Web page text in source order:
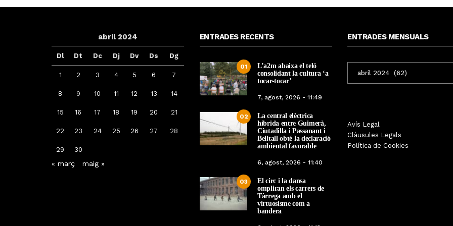
abril 2024
Dl Dt Dc Dj Dv Ds Dg
1 2 3 4 5 6 7
8 9 10 11 12 13 14
15 16 17 18 19 20 21
22 23 24 25 26 27 28
29 30
« març maig »
ENTRADES RECENTS
01
L’a2m abaixa el teló
consolidant la cultura ‘a
tocar-tocar’
7, agost, 2026 - 11:49
02
La central elèctrica
híbrida entre Guimerà,
Ciutadilla i Passanant i
Belltall obté la declaració
ambiental favorable
6, agost, 2026 - 11:40
03
El circ i la dansa
ompliran els carrers de
Tàrrega amb el
virtuosisme com a
bandera
ENTRADES MENSUALS
MENSUALS
Avís Legal
Clàusules Legals
Política de Cookies
en nou punt de
Sexenni, Fades, Ouineta i The
Targarians, caps de cartell de la
Festa Major de Maig de Tàrrega
Les Gastrosàvies protagonitzen
una gran trobada al Món Sant
Benet que referma el valor de la
27, novembre, 2025 - 08:28
protagonista de la
Cinema Espiritual de